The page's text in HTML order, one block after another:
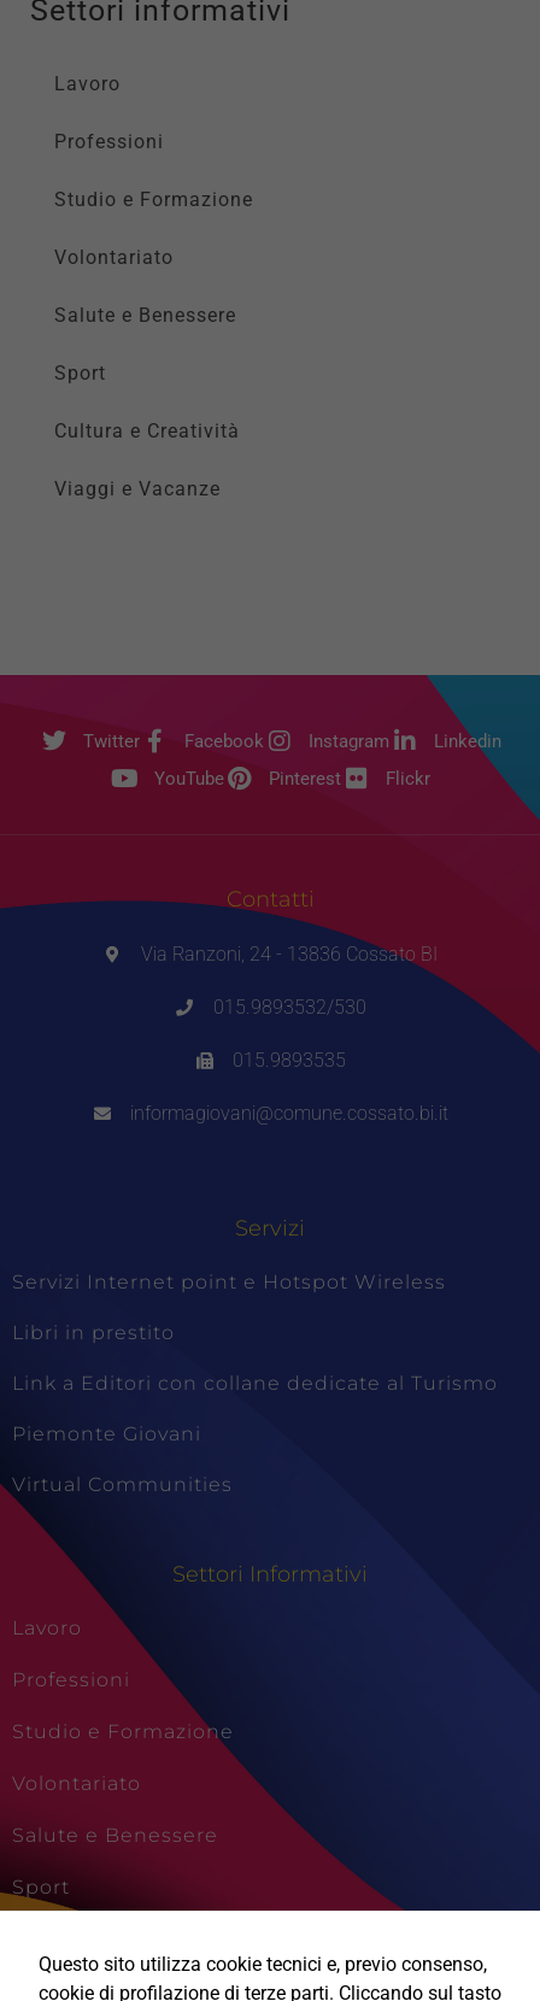
Settori informativi
Lavoro
Professioni
Studio e Formazione
Volontariato
Salute e Benessere
Sport
Cultura e Creatività
Viaggi e Vacanze
Twitter Facebook Instagram
Linkedin
YouTube
Pinterest Flickr
Contatti
Via Ranzoni, 24 - 13836 Cossato BI
015.9893532/530
015.9893535
informagiovani@comune.cossato.bi.it
Servizi
Servizi Internet point e Hotspot Wireless
Libri in prestito
Link a Editori con collane dedicate al Turismo
Piemonte Giovani
Virtual Communities
Settori Informativi
Lavoro
Professioni
Studio e Formazione
Volontariato
Salute e Benessere
Sport
Viaggi e Vacanze
Questo sito utilizza cookie tecnici e, previo consenso,
cookie di profilazione di terze parti. Cliccando sul tasto
sono necessari
per il